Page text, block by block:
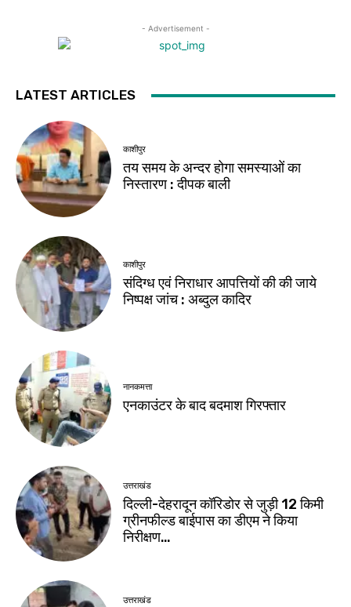
- Advertisement -
LATEST ARTICLES
काशीपुर
तय समय के अन्दर होगा समस्याओं का
निस्तारण : दीपक बाली
काशीपुर
संदिग्ध एवं निराधार आपत्तियों की की जाये
निष्पक्ष जांच : अब्दुल कादिर
नानकमत्ता
एनकाउंटर के बाद बदमाश गिरफ्तार
उत्तराखंड
दिल्ली-देहरादून कॉरिडोर से जुड़ी 12 किमी
ग्रीनफील्ड बाईपास का डीएम ने किया
निरीक्षण…
उत्तराखंड